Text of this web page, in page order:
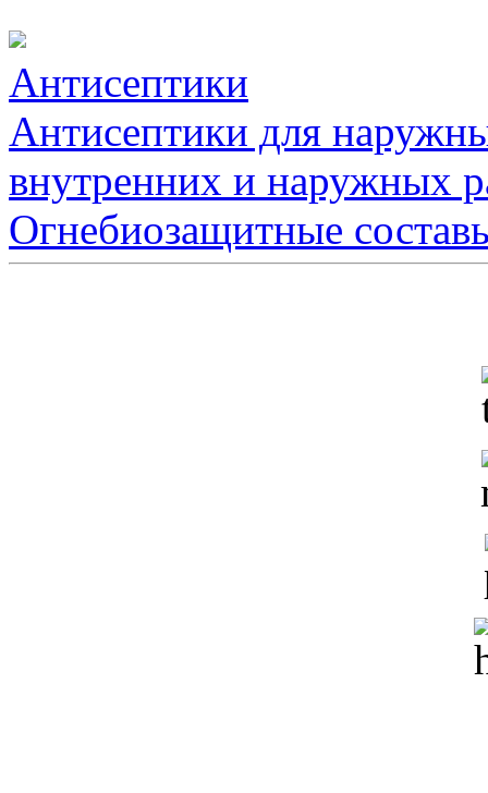
Антисептики
Антисептики для
внутренних и наружных
Огнебиозащитные